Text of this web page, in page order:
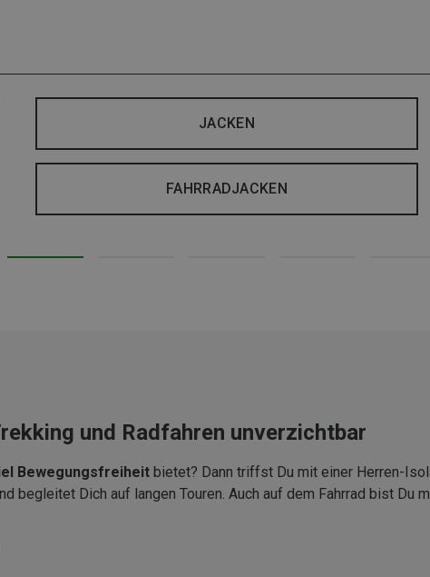
JACKEN
FAHRRADJACKEN
und Radfahren unverzichtbar
Bewegungsfreiheit bietet? Dann triffst Du mit einer Herren-
begleitet Dich auf langen Touren. Auch auf dem Fahrrad bist